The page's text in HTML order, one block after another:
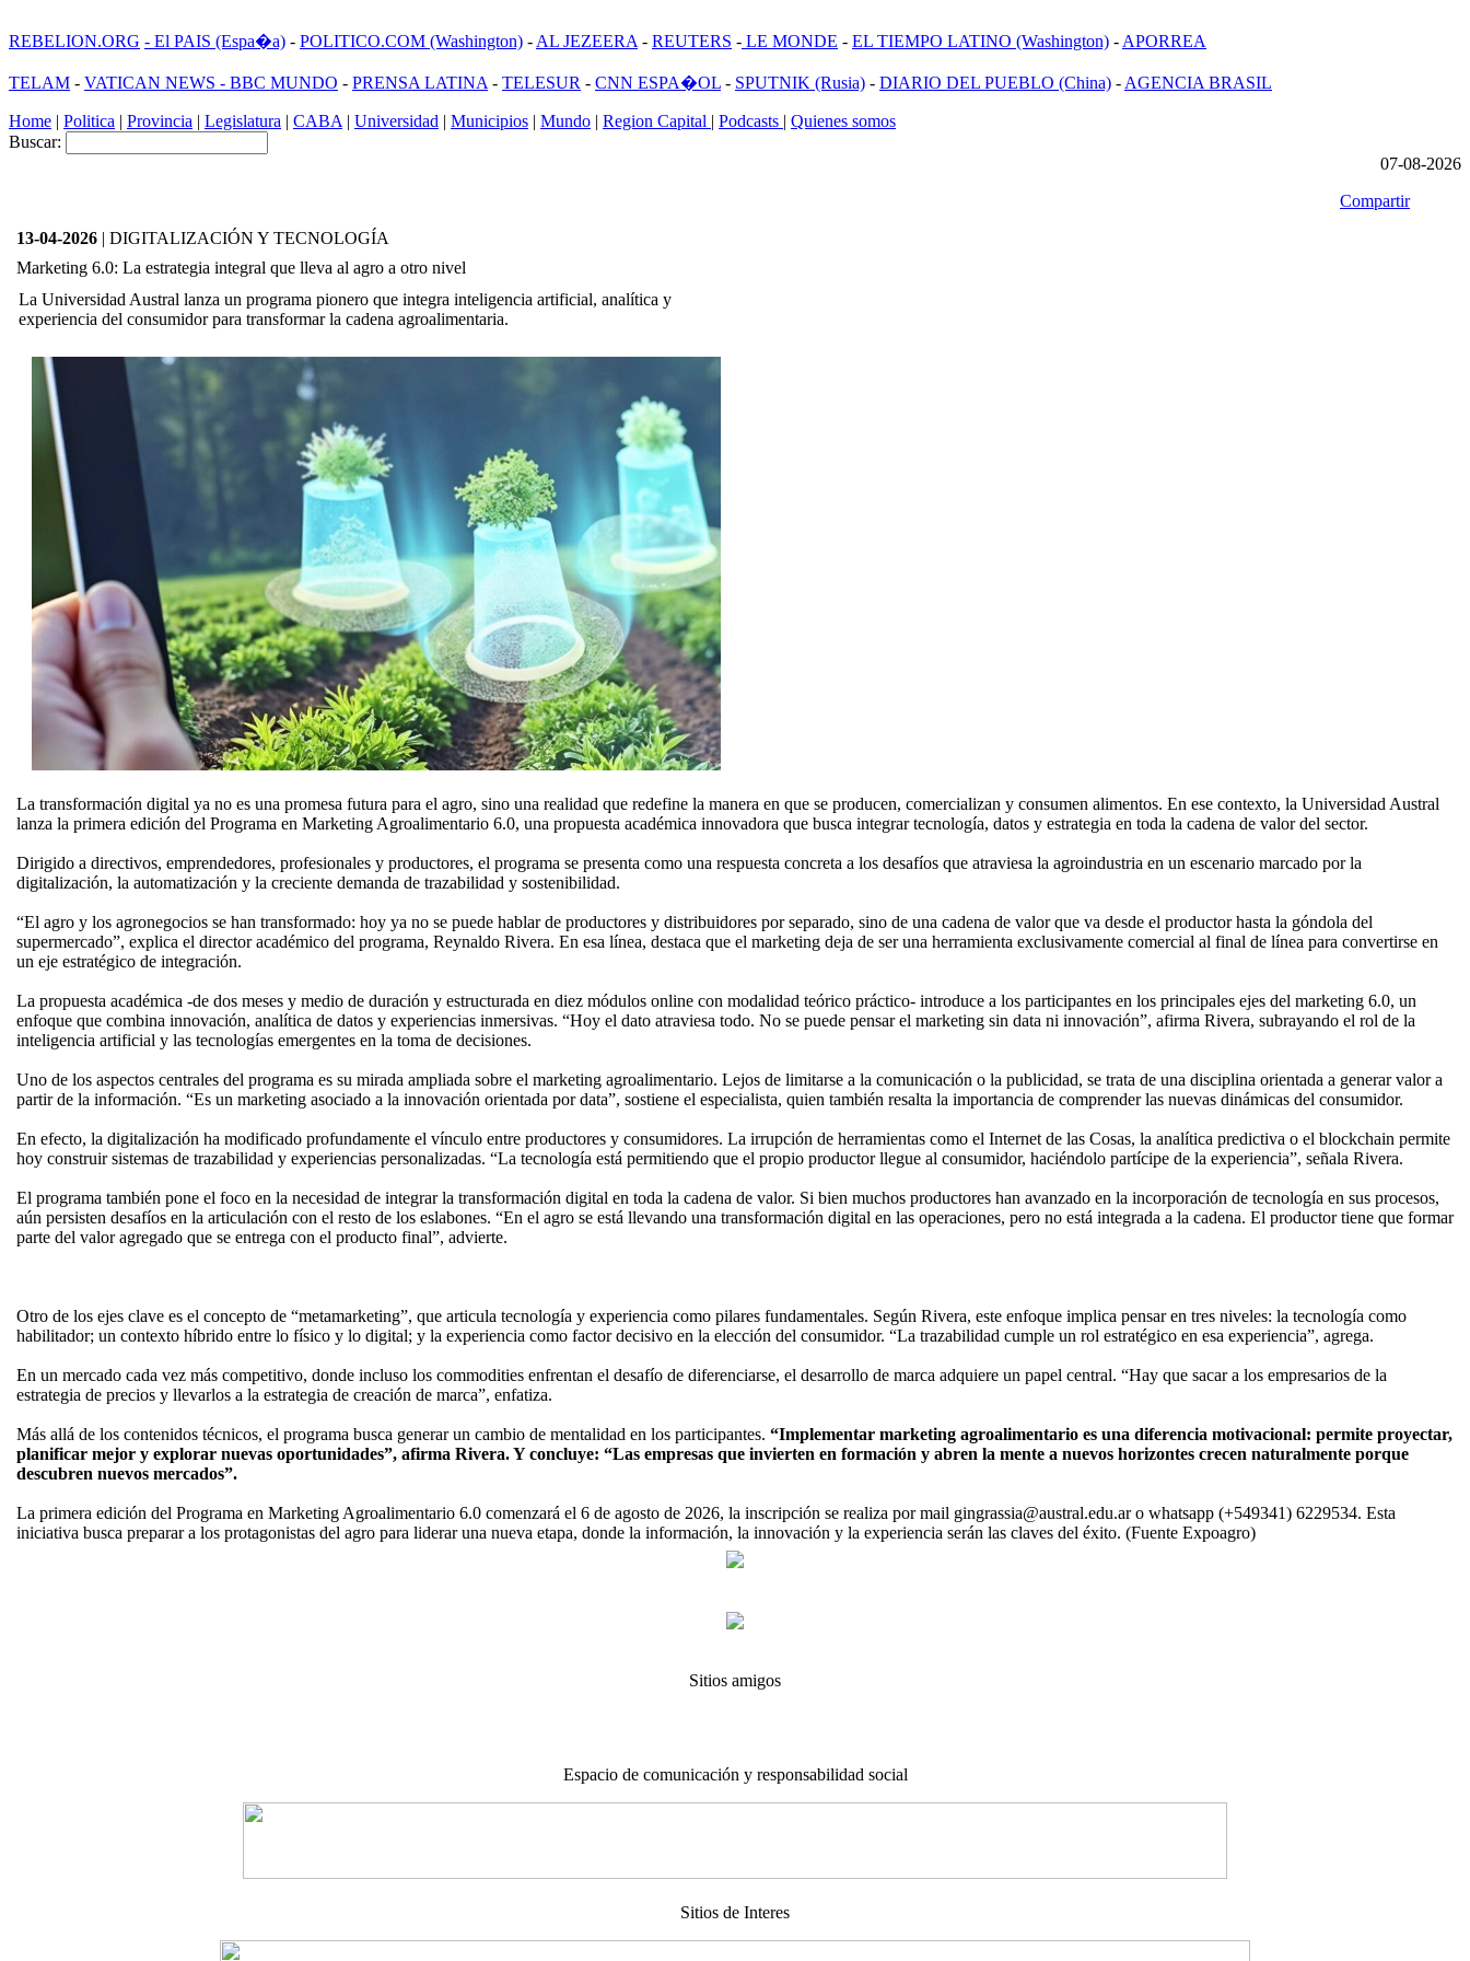
REBELION.ORG - El PAIS (Espa�a) - POLITICO.COM (Washington) - AL JEZEERA - REUTERS - LE MONDE - EL TIEMPO LATINO (Washington) - APORREA
TELAM - VATICAN NEWS - BBC MUNDO - PRENSA LATINA - TELESUR - CNN ESPA�OL - SPUTNIK (Rusia) - DIARIO DEL PUEBLO (China) - AGENCIA BRASIL
Home | Politica | Provincia | Legislatura | CABA | Universidad | Municipios | Mundo | Region Capital | Podcasts | Quienes somos
Buscar:
07-08-2026
Compartir
13-04-2026 | DIGITALIZACIÓN Y TECNOLOGÍA
Marketing 6.0: La estrategia integral que lleva al agro a otro nivel
La Universidad Austral lanza un programa pionero que integra inteligencia artificial, analítica y
experiencia del consumidor para transformar la cadena agroalimentaria.
La transformación digital ya no es una promesa futura para el agro, sino una realidad que redefine la manera en que se producen, comercializan y consumen alimentos. En ese contexto, la Universidad Austral
lanza la primera edición del Programa en Marketing Agroalimentario 6.0, una propuesta académica innovadora que busca integrar tecnología, datos y estrategia en toda la cadena de valor del sector.
Dirigido a directivos, emprendedores, profesionales y productores, el programa se presenta como una respuesta concreta a los desafíos que atraviesa la agroindustria en un escenario marcado por la
digitalización, la automatización y la creciente demanda de trazabilidad y sostenibilidad.
“El agro y los agronegocios se han transformado: hoy ya no se puede hablar de productores y distribuidores por separado, sino de una cadena de valor que va desde el productor hasta la góndola del
supermercado”, explica el director académico del programa, Reynaldo Rivera. En esa línea, destaca que el marketing deja de ser una herramienta exclusivamente comercial al final de línea para convertirse en
un eje estratégico de integración.
La propuesta académica -de dos meses y medio de duración y estructurada en diez módulos online con modalidad teórico práctico- introduce a los participantes en los principales ejes del marketing 6.0, un
enfoque que combina innovación, analítica de datos y experiencias inmersivas. “Hoy el dato atraviesa todo. No se puede pensar el marketing sin data ni innovación”, afirma Rivera, subrayando el rol de la
inteligencia artificial y las tecnologías emergentes en la toma de decisiones.
Uno de los aspectos centrales del programa es su mirada ampliada sobre el marketing agroalimentario. Lejos de limitarse a la comunicación o la publicidad, se trata de una disciplina orientada a generar valor a
partir de la información. “Es un marketing asociado a la innovación orientada por data”, sostiene el especialista, quien también resalta la importancia de comprender las nuevas dinámicas del consumidor.
En efecto, la digitalización ha modificado profundamente el vínculo entre productores y consumidores. La irrupción de herramientas como el Internet de las Cosas, la analítica predictiva o el blockchain permite
hoy construir sistemas de trazabilidad y experiencias personalizadas. “La tecnología está permitiendo que el propio productor llegue al consumidor, haciéndolo partícipe de la experiencia”, señala Rivera.
El programa también pone el foco en la necesidad de integrar la transformación digital en toda la cadena de valor. Si bien muchos productores han avanzado en la incorporación de tecnología en sus procesos,
aún persisten desafíos en la articulación con el resto de los eslabones. “En el agro se está llevando una transformación digital en las operaciones, pero no está integrada a la cadena. El productor tiene que formar
parte del valor agregado que se entrega con el producto final”, advierte.
Otro de los ejes clave es el concepto de “metamarketing”, que articula tecnología y experiencia como pilares fundamentales. Según Rivera, este enfoque implica pensar en tres niveles: la tecnología como
habilitador; un contexto híbrido entre lo físico y lo digital; y la experiencia como factor decisivo en la elección del consumidor. “La trazabilidad cumple un rol estratégico en esa experiencia”, agrega.
En un mercado cada vez más competitivo, donde incluso los commodities enfrentan el desafío de diferenciarse, el desarrollo de marca adquiere un papel central. “Hay que sacar a los empresarios de la
estrategia de precios y llevarlos a la estrategia de creación de marca”, enfatiza.
Más allá de los contenidos técnicos, el programa busca generar un cambio de mentalidad en los participantes. “Implementar marketing agroalimentario es una diferencia motivacional: permite proyectar,
planificar mejor y explorar nuevas oportunidades”, afirma Rivera. Y concluye: “Las empresas que invierten en formación y abren la mente a nuevos horizontes crecen naturalmente porque
descubren nuevos mercados”.
La primera edición del Programa en Marketing Agroalimentario 6.0 comenzará el 6 de agosto de 2026, la inscripción se realiza por mail gingrassia@austral.edu.ar o whatsapp (+549341) 6229534. Esta
iniciativa busca preparar a los protagonistas del agro para liderar una nueva etapa, donde la información, la innovación y la experiencia serán las claves del éxito. (Fuente Expoagro)
Sitios amigos
Espacio de comunicación y responsabilidad social
Sitios de Interes